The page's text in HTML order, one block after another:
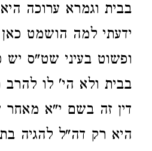
בבית וגמרא ערוכה היא
ידעתי למה הושמט
ופשוט בעיני שט"ס יש
בבית ולא הי' לו
דין זה בשם י"א מאחר
היא רק דה"ל להגיה